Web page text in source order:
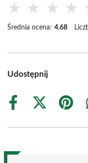
★ ★ ★ ★
Średnia ocena: 4.68
Udostępnij
Share
Share
(Twitter)
Share